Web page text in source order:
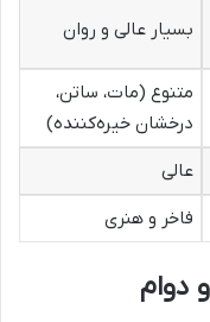
بسیار عالی و روان
متنوع (مات، ساتن،
درخشان خیره‌کننده)
عالی
فاخر و هنری
دوام